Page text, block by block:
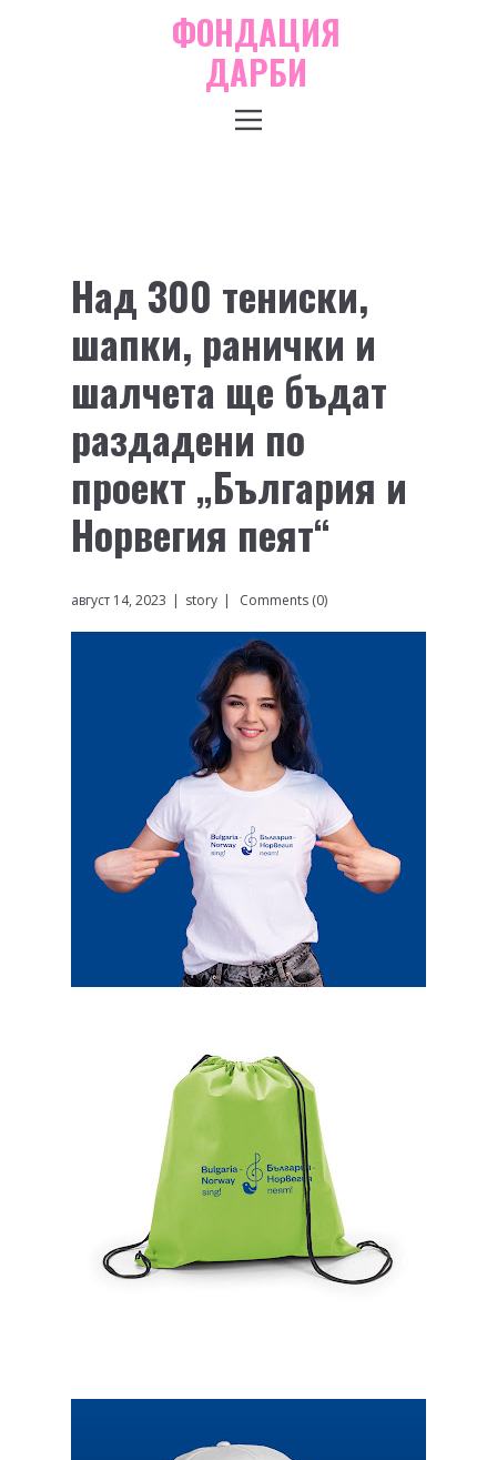
ФОНДАЦИЯ
ДАРБИ
Над 300 тениски,
шапки, ранички и
шалчета ще бъдат
раздадени по
проект „България и
Норвегия пеят“
август 14, 2023 story Comments (0)